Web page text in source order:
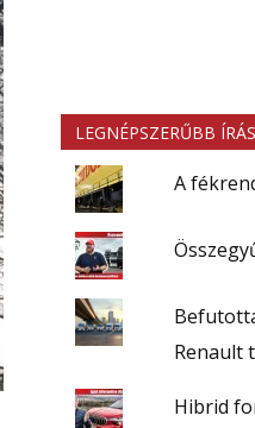
LEGNÉPSZERŰBB
A
Renault
Hibrid